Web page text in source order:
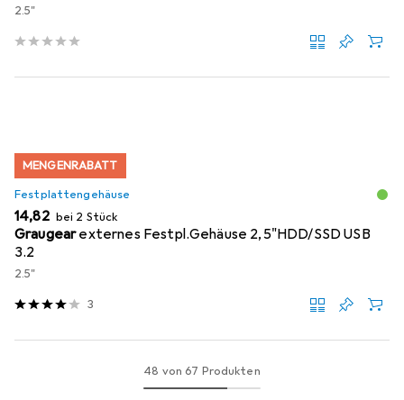
2.5"
MENGENRABATT
Festplattengehäuse
EUR
14,82 bei 2 Stück
Graugearexternes Festpl.Gehäuse 2,5"HDD/SSD USB
3.2
2.5"
3
48 von 67 Produkten